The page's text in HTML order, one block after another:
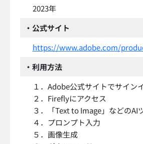
2023年
・公式サイト
https://www.adobe.com/
・利用方法
１．Adobe公式サイトでサイン
２．Fireflyにアクセス
３．「Text to Image」などのAI
４．プロンプト入力
５．画像生成